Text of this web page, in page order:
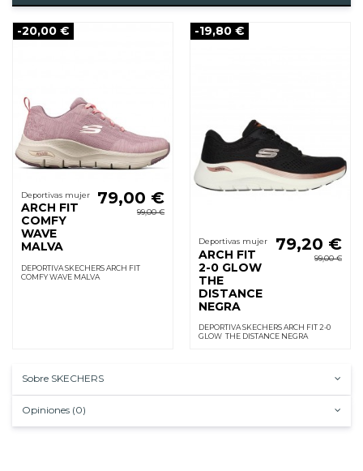
-20,00 €
Deportivas mujer
ARCH FIT
COMFY
WAVE
MALVA
79,00 €
99,00 €
DEPORTIVA SKECHERS ARCH FIT
COMFY WAVE MALVA
-19,80 €
Deportivas mujer
ARCH FIT
2-0 GLOW
THE
DISTANCE
NEGRA
79,20 €
99,00 €
DEPORTIVA SKECHERS ARCH FIT 2-0
GLOW THE DISTANCE NEGRA
Sobre SKECHERS
Opiniones (0)